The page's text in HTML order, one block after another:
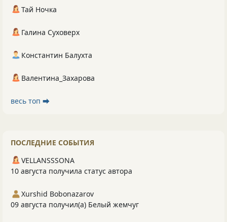
Тай Ночка
Галина Суховерх
Константин Балухта
Валентина_Захарова
весь топ ⮕
ПОСЛЕДНИЕ СОБЫТИЯ
VELLANSSSONA
10 августа получила статус автора
Xurshid Bobonazarov
09 августа получил(а) Белый жемчуг